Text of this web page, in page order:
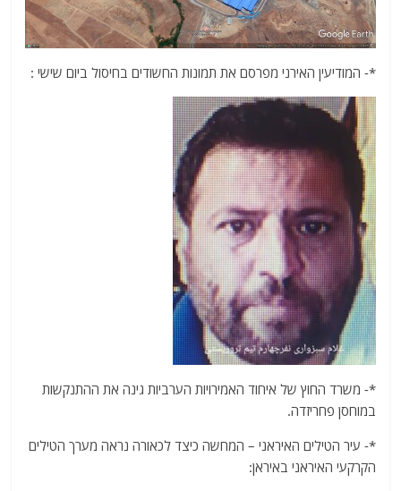
*- המודיעין האירני מפרסם את תמונות החשודים בחיסול ביום שישי :
*- משרד החוץ של איחוד האמירויות הערביות גינה את ההתנקשות
במוחסן פחריזדה.
*- עיר הטילים האיראני – המחשה כיצד לכאורה נראה מערך הטילים
הקרקעי האיראני באיראן: